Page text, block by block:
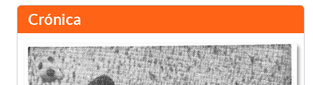
Crónica